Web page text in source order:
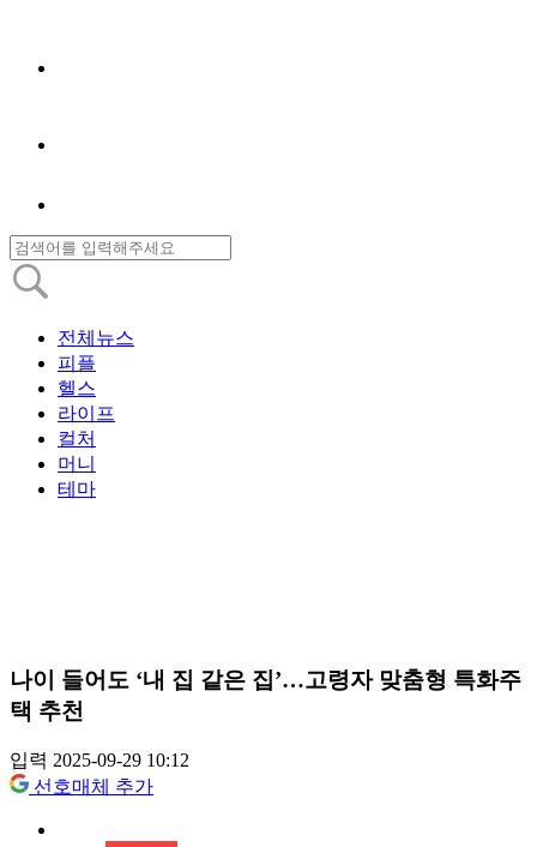
전체뉴스
피플
헬스
라이프
컬처
머니
테마
나이 들어도 ‘내 집 같은 집’…고령자 맞춤형 특화주
택 추천
입력 2025-09-29 10:12
선호매체 추가